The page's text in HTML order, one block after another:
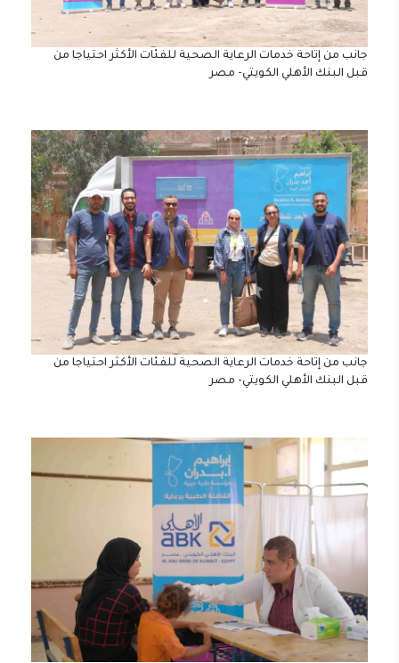
جانب من إتاحة خدمات الرعاية الصحية للفئات الأكثر احتياجا من
قبل البنك الأهلي الكويتي- مصر
جانب من إتاحة خدمات الرعاية الصحية للفئات الأكثر احتياجا من
قبل البنك الأهلي الكويتي- مصر